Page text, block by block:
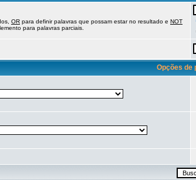
OR para definir palavras que possam estar no resultado e NOT
para palavras parciais.
Opções de